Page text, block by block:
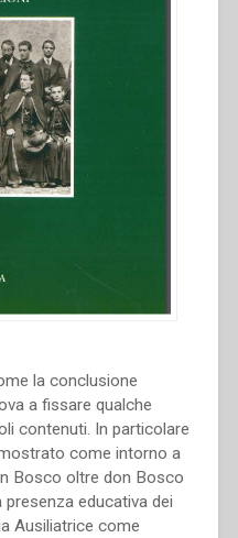
la conclusione
a fissare qualche
contenuti. In particolare
come intorno a
Bosco oltre don Bosco
educativa dei
Ausiliatrice come